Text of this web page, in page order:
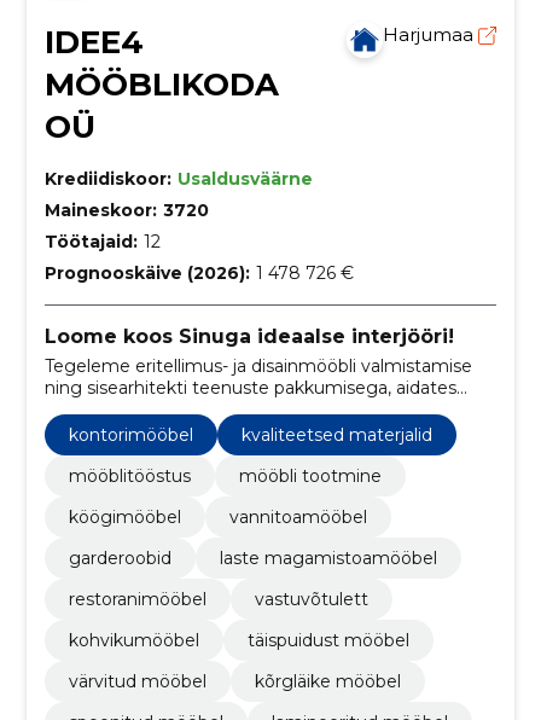
IDEE4
MÖÖBLIKODA
OÜ
Harjumaa
Krediidiskoor: Usaldusväärne
Maineskoor: 3720
Töötajaid: 12
Prognooskäive (2026): 1 478 726 €
Loome koos Sinuga ideaalse interjööri!
Tegeleme eritellimus- ja disainmööbli valmistamise
ning sisearhitekti teenuste pakkumisega, aidates
ruumilahendusi.
kontorimööbel
kvaliteetsed materjalid
mööblitööstus
mööbli tootmine
köögimööbel
vannitoamööbel
garderoobid
laste magamistoamööbel
restoranimööbel
vastuvõtulett
kohvikumööbel
täispuidust mööbel
värvitud mööbel
kõrgläike mööbel